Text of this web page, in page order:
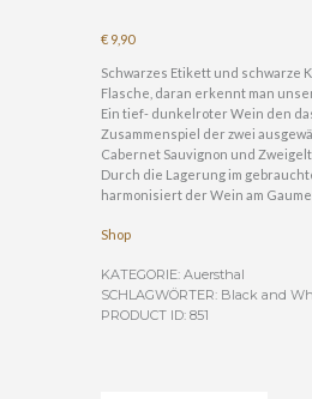
€ 9,90
Schwarzes Etikett und schwarze
Flasche, daran erkennt man
Ein tief- dunkelroter Wein den
Zusammenspiel der zwei
Cabernet Sauvignon und
Durch die Lagerung im
harmonisiert der Wein am
Shop
KATEGORIE: Auersthal
SCHLAGWÖRTER: Black and
PRODUCT ID: 851